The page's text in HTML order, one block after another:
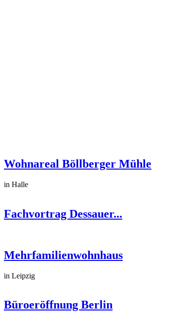
Wohnareal Böllberger Mühle
in Halle
Fachvortrag Dessauer...
Mehrfamilienwohnhaus
in Leipzig
Büroeröffnung Berlin